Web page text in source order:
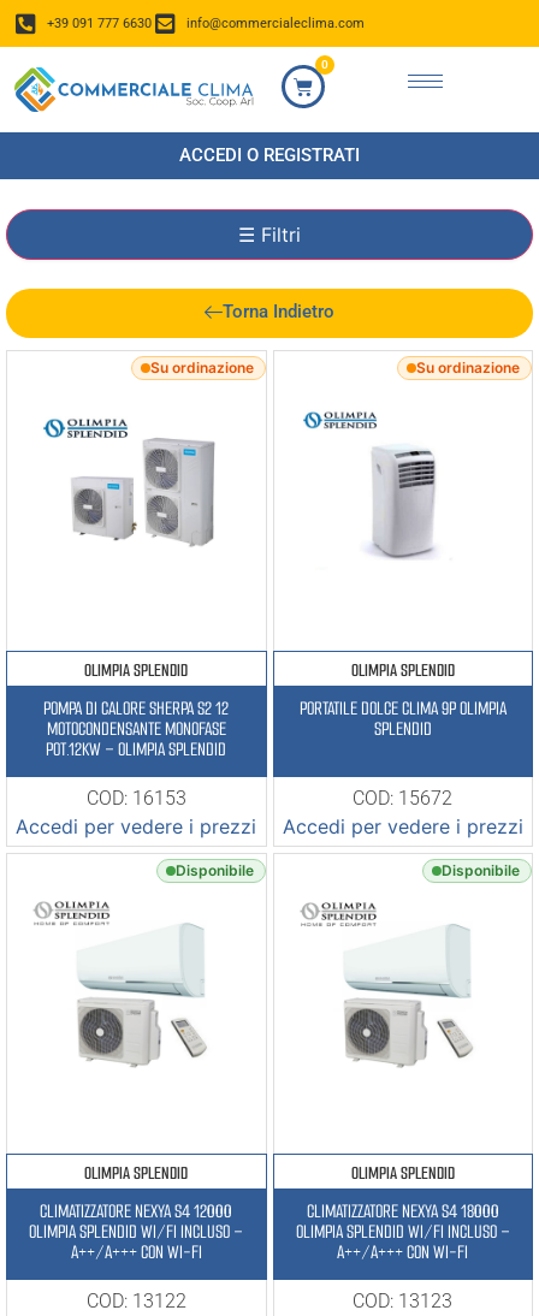
+39 091 777 6630 info@commercialeclima.com
0
ACCEDI O REGISTRATI
Torna Indietro
☰ Filtri
Su ordinazione
OLIMPIA SPLENDID
POMPA DI CALORE SHERPA S2 12
MOTOCONDENSANTE MONOFASE
POT.12KW – OLIMPIA SPLENDID
COD: 16153
Accedi per vedere i prezzi
Su ordinazione
OLIMPIA SPLENDID
PORTATILE DOLCE CLIMA 9P OLIMPIA
SPLENDID
COD: 15672
Accedi per vedere i prezzi
Disponibile
OLIMPIA SPLENDID
CLIMATIZZATORE NEXYA S4 12000
OLIMPIA SPLENDID WI/FI INCLUSO –
A++/A+++ CON WI-FI
COD: 13122
Disponibile
OLIMPIA SPLENDID
CLIMATIZZATORE NEXYA S4 18000
OLIMPIA SPLENDID WI/FI INCLUSO –
A++/A+++ CON WI-FI
COD: 13123